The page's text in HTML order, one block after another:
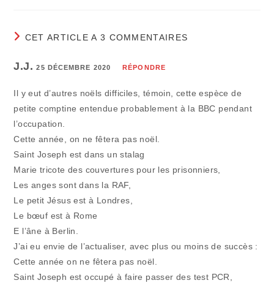
CET ARTICLE A 3 COMMENTAIRES
J.J.25 DÉCEMBRE 2020 RÉPONDRE
Il y eut d’autres noëls difficiles, témoin, cette espèce de
petite comptine entendue probablement à la BBC pendant
l’occupation.
Cette année, on ne fêtera pas noël.
Saint Joseph est dans un stalag
Marie tricote des couvertures pour les prisonniers,
Les anges sont dans la RAF,
Le petit Jésus est à Londres,
Le bœuf est à Rome
E l’âne à Berlin.
J’ai eu envie de l’actualiser, avec plus ou moins de succès :
Cette année on ne fêtera pas noël.
Saint Joseph est occupé à faire passer des test PCR,